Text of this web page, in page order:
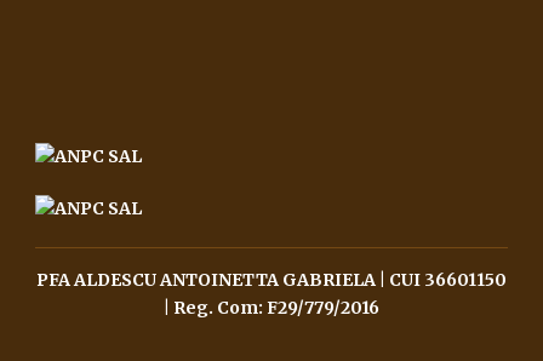
PFA ALDESCU ANTOINETTA GABRIELA | CUI 36601150
| Reg. Com: F29/779/2016